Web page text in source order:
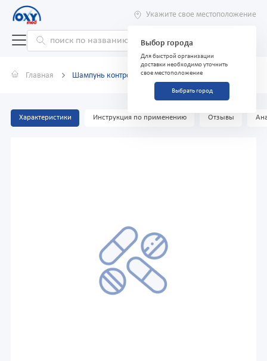
Укажите свое местоположение
Выбор города
Для быстрой организации
доставки необходимо уточнить
свое местоположение
Выбрать город
Главная Шампунь контроль над потерей волос Dove, 380 мл
Характеристики Инструкция по применению Отзывы